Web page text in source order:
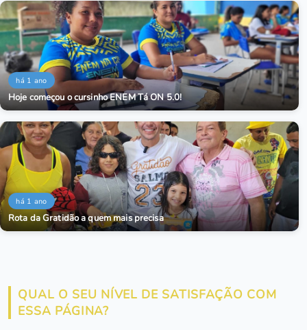
há 1 ano
Hoje começou o cursinho ENEM Tá ON 5.0!
há 1 ano
Rota da Gratidão a quem mais precisa
QUAL O SEU NÍVEL DE SATISFAÇÃO COM
ESSA PÁGINA?